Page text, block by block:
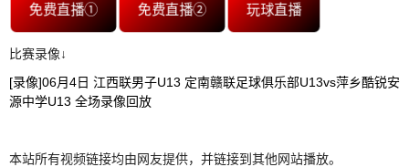
免费直播① 免费直播② 玩球直播
比赛录像↓
[录像]06月4日 江西联男子U13 定南赣联足球俱乐部U13vs萍乡酷锐安
源中学U13 全场录像回放
本站所有视频链接均由网友提供，并链接到其他网站播放。